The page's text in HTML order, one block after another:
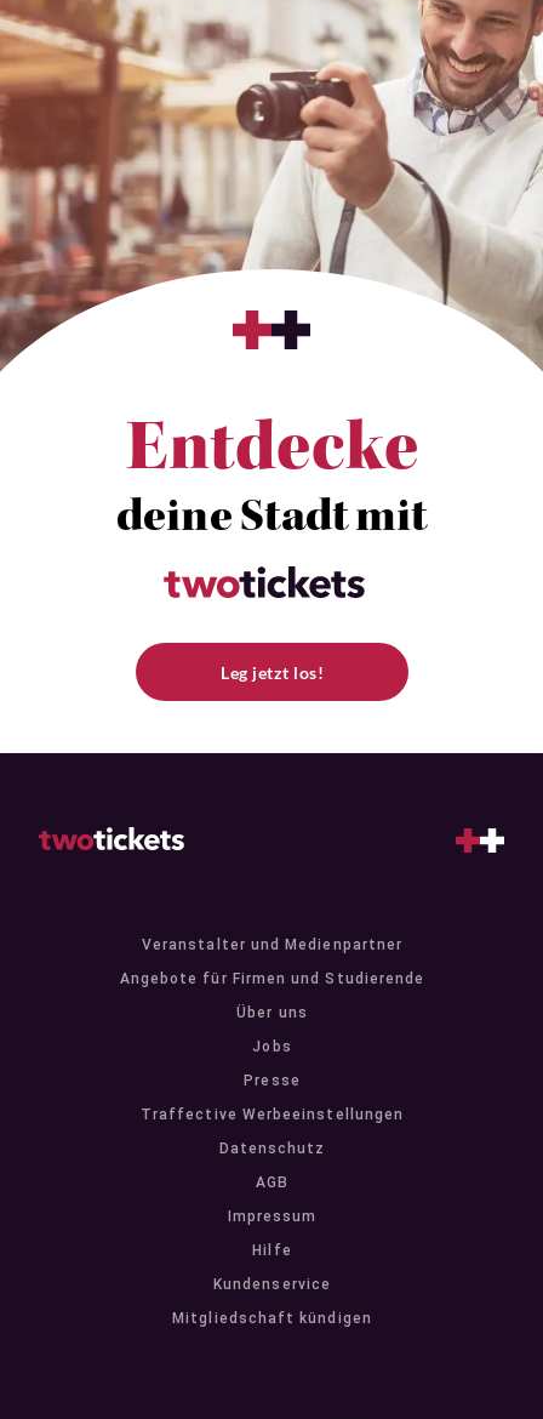
Entdecke
deine Stadt mit
Leg jetzt los!
Veranstalter und Medienpartner
Angebote für Firmen und Studierende
Über uns
Jobs
Presse
Traffective Werbeeinstellungen
Datenschutz
AGB
Impressum
Hilfe
Kundenservice
Mitgliedschaft kündigen